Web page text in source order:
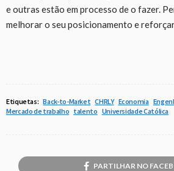
e outras estão em processo de o fazer.
melhorar o seu posicionamento e
Etiquetas: Back-to-Market CHRLY Economia
Mercado de trabalho talento Universidade Católica
PARTILHAR NO